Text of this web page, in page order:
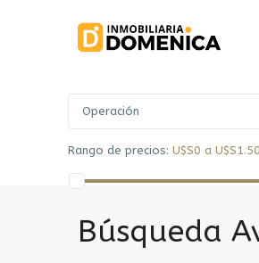
Operación
Rango de precios: U$S0 a
Búsqueda